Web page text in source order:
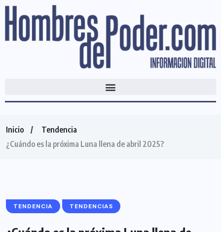
Inicio
Tendencia
¿Cuándo es la próxima Luna llena de abril 2025?
TENDENCIA TENDENCIAS